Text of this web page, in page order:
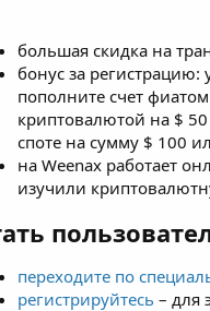
большая скидка на
бонус за
пополните счет
криптовалютой на $
споте на сумму $ 100
на Weenax работает
изучили
переходите по
регистрируйтесь – для